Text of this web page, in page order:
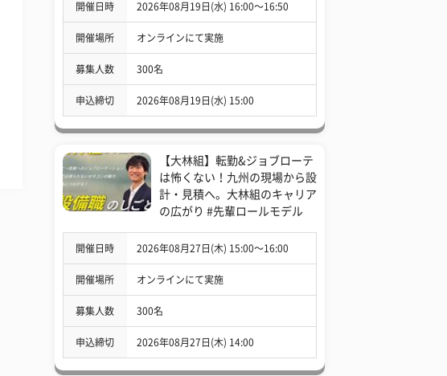
開催日時 2026年08月19日(水) 16:00〜16:50
開催場所 オンラインにて実施
募集人数 300名
申込締切 2026年08月19日(水) 15:00
【大林組】転勤&ジョブローテ
は怖くない！九州の現場から設
計・見積へ。大林組のキャリア
の広がり #先輩ロールモデル
開催日時 2026年08月27日(木) 15:00〜16:00
開催場所 オンラインにて実施
募集人数 300名
申込締切 2026年08月27日(木) 14:00